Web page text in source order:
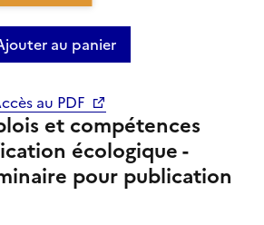
au panier
au PDF
et compétences
écologique -
pour publication